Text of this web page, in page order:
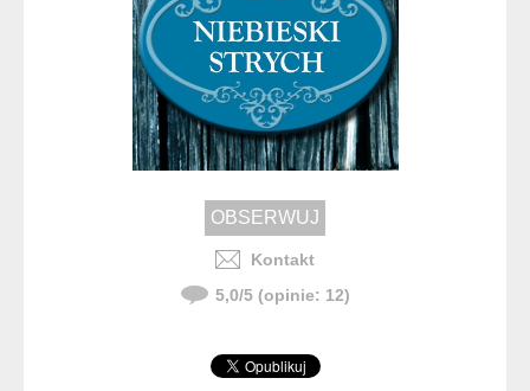
Kontakt
5,0/5(opinie: 12)